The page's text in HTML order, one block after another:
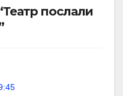
послали